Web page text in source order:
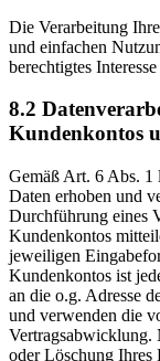
Die Verarbeitung
und einfachen
berechtigtes
8.2
Kundenkontos
Gemäß Art. 6 Abs. 1
Daten erhoben und
Durchführung eines
Kundenkontos
jeweiligen
Kundenkontos ist
an die o.g. Adresse
und verwenden die
Vertragsabwicklung.
oder Löschung Ihres